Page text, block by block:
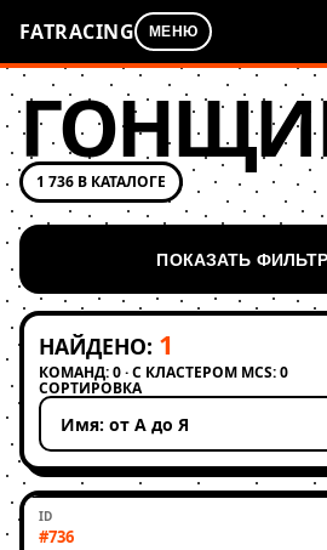
FATRACING МЕНЮ
1 736 В КАТАЛОГЕ
ПОКАЗАТЬ
НАЙДЕНО: 1
КОМАНД: 0 · С КЛАСТЕРОМ MCS: 0
СОРТИРОВКА
Применить сортировку
#736